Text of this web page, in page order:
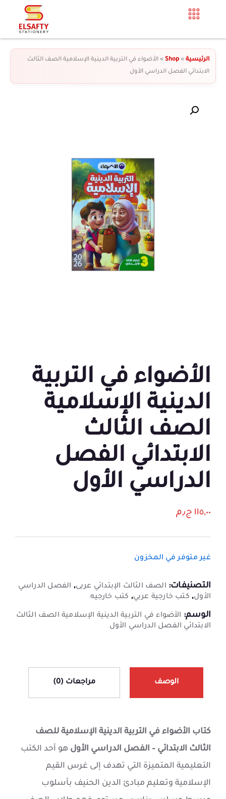
الرئيسية »
Shop
» الأضواء في التربية الدينية الإسلامية الصف الثالث
الابتدائي الفصل الدراسي الأول
الأضواء في التربية
الدينية الإسلامية
الصف الثالث
الابتدائي الفصل
الدراسي الأول
١١٥,٠٠ ج٫م
غير متوفر في المخزون
التصنيفات: الصف الثالث الإبتدائي عربى, الفصل الدراسي
الأول, كتب خارجية عربي, كتب خارجيه
الوسم: الأضواء في التربية الدينية الإسلامية الصف الثالث
الابتدائي الفصل الدراسي الأول
الوصف مراجعات (0)
كتاب الأضواء في التربية الدينية الإسلامية للصف
الثالث الابتدائي – الفصل الدراسي الأول هو أحد الكتب
التعليمية المتميزة التي تهدف إلى غرس القيم
الإسلامية وتعليم مبادئ الدين الحنيف بأسلوب